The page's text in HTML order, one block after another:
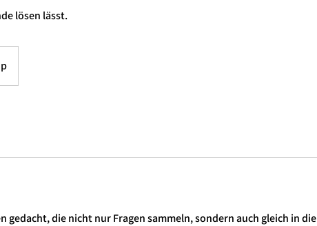
lösen lässt.
gedacht, die nicht nur Fragen sammeln, sondern auch gleich in die